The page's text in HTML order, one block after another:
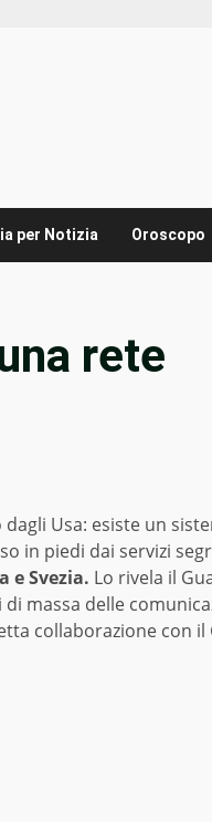
per Notizia Oroscopo
rete
dagli Usa: esiste un
in piedi dai servizi
e Svezia. Lo rivela il
massa delle
collaborazione con il